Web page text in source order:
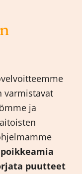
varmistavat
ja
puutteet